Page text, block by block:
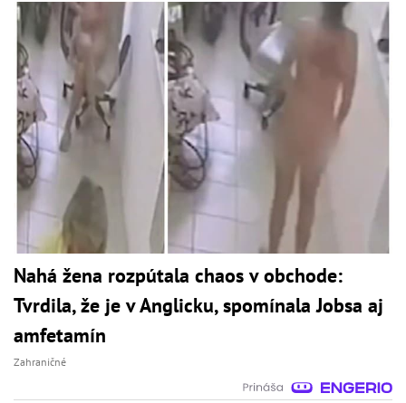
Nahá žena rozpútala chaos v obchode:
Tvrdila, že je v Anglicku, spomínala Jobsa aj
amfetamín
Zahraničné